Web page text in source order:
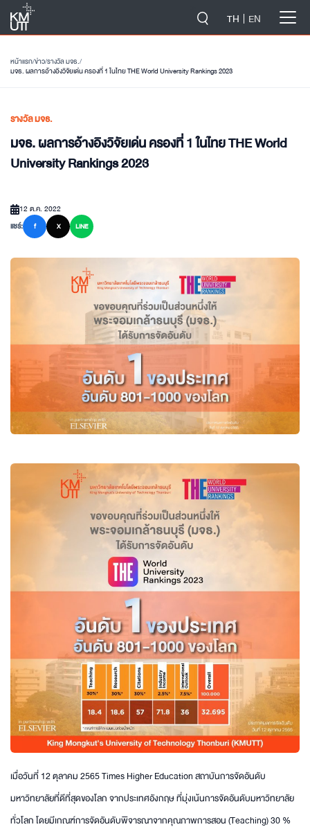
TH EN
หน้าแรก/ข่าว/รางวัล มจธ./
มจธ. ผลการอ้างอิงวิจัยเด่น ครองที่ 1 ในไทย THE World University Rankings 2023
รางวัล มจธ.
มจธ. ผลการอ้างอิงวิจัยเด่น ครองที่ 1 ในไทย THE World
University Rankings 2023
12 ต.ค. 2022
แชร์:
f X LINE
เมื่อวันที่ 12 ตุลาคม 2565 Times Higher Education สถาบันการจัดอันดับ
มหาวิทยาลัยที่ดีที่สุดของโลก จากประเทศอังกฤษ ที่มุ่งเน้นการจัดอันดับมหาวิทยาลัย
ทั่วโลก โดยมีเกณฑ์การจัดอันดับพิจารณาจากคุณภาพการสอน (Teaching) 30 %